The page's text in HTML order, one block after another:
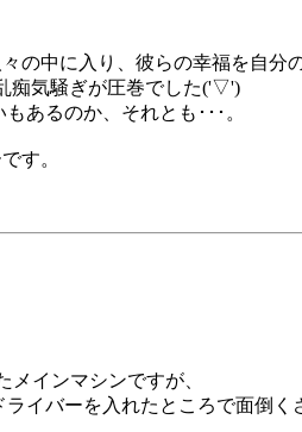
の中に入り、彼らの幸福を自分
痴気騒ぎが圧巻でした('▽')
あるのか、それとも･･･。
す。
インマシンですが、
イバーを入れたところで面倒く